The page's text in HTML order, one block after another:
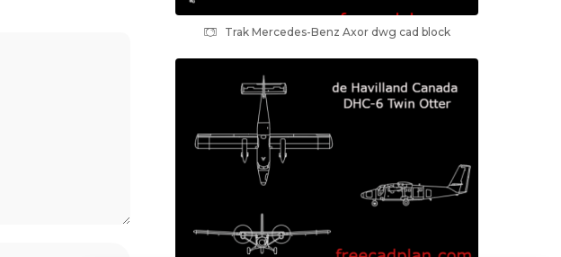
Trak Mercedes-Benz Axor dwg cad block